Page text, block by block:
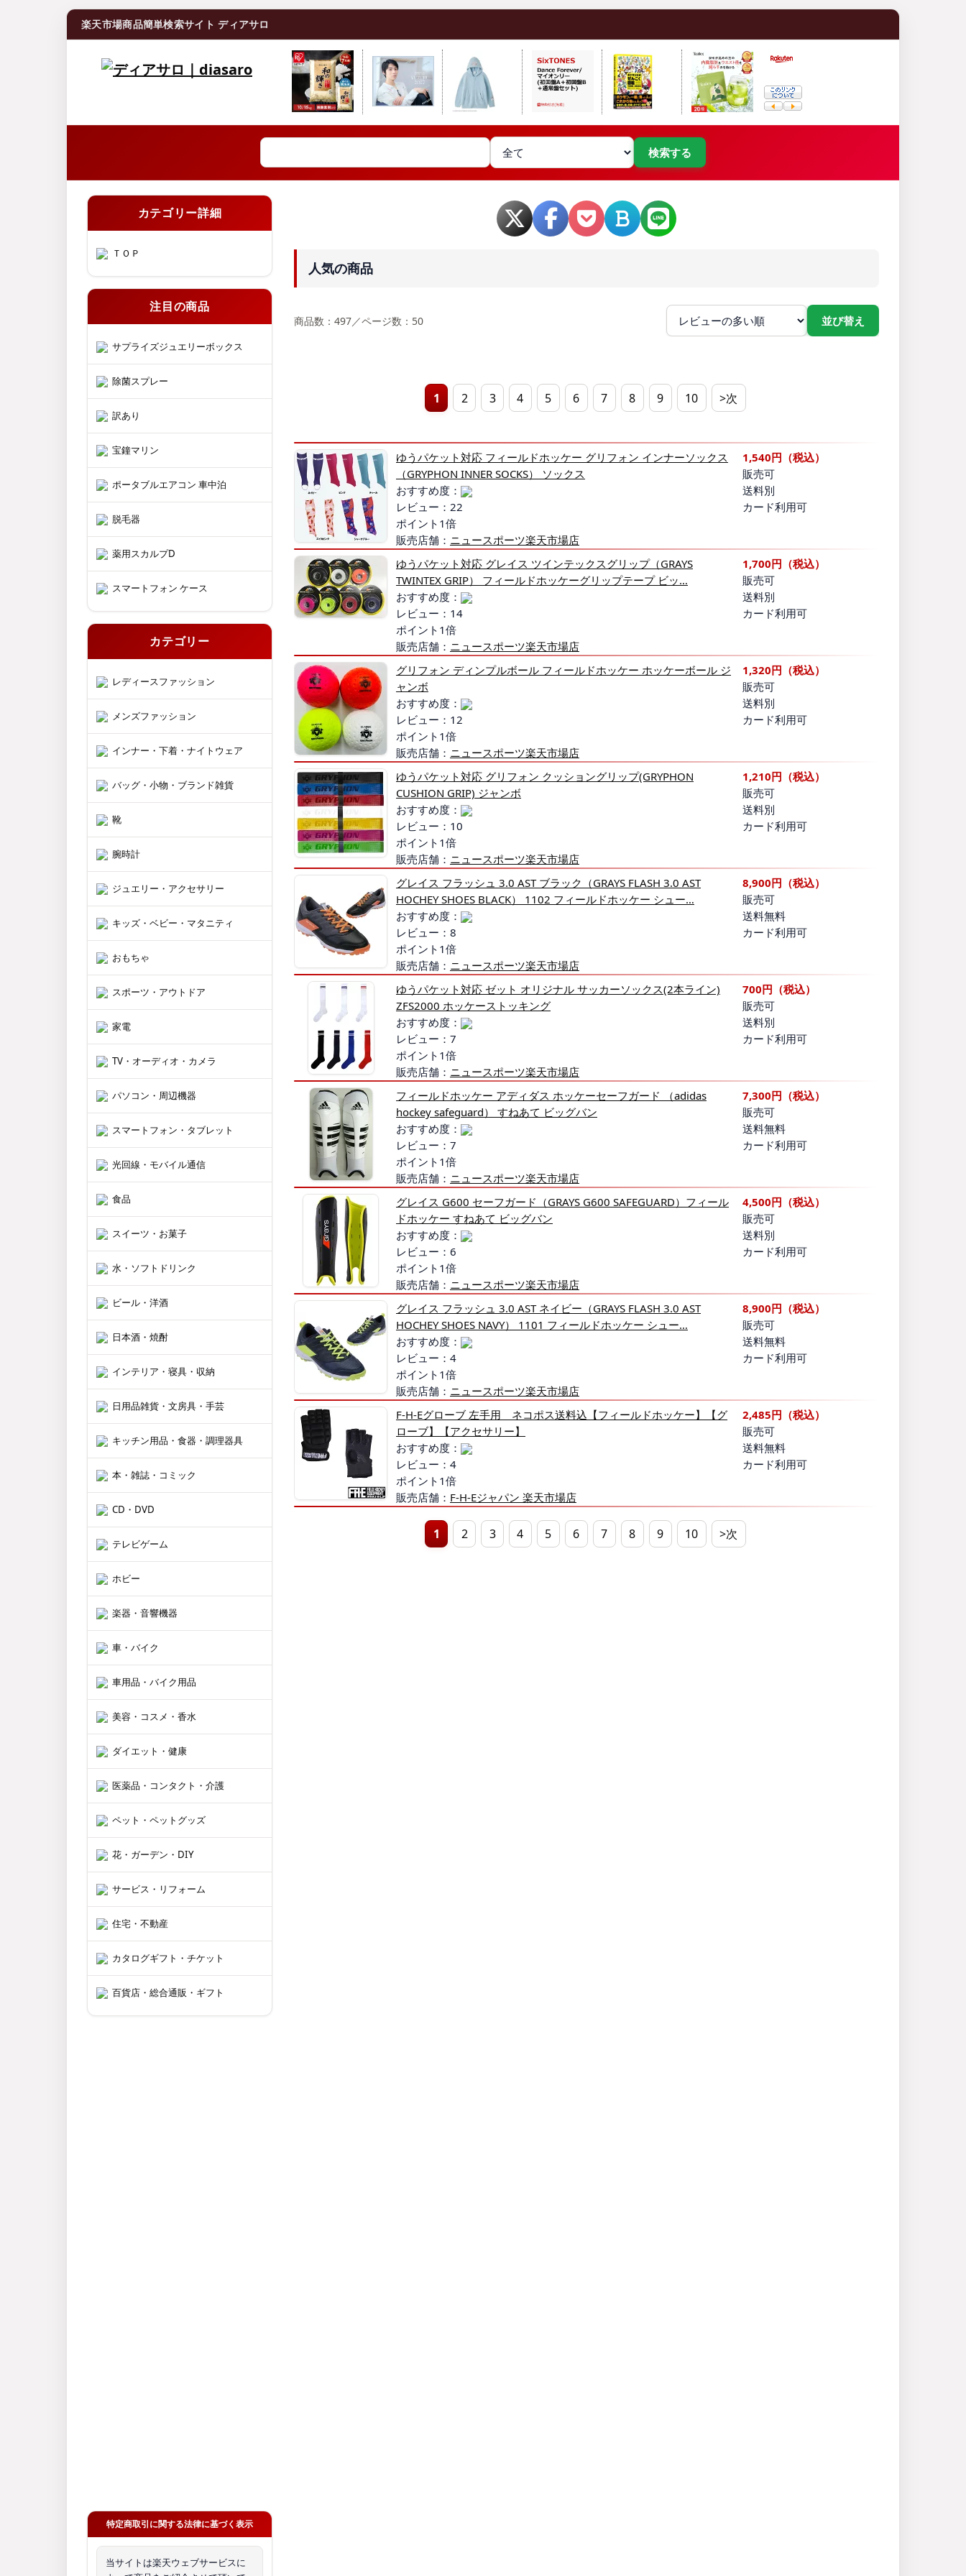
楽天市場商品簡単検索サイト ディアサロ
人気の商品
商品数：497／ページ数：50
1 2 3 4 5 6 7 8 9 10 >次
ゆうパケット対応 フィールドホッケー グリフォン インナーソックス
（GRYPHON INNER SOCKS） ソックス
おすすめ度：
レビュー：22
ポイント1倍
販売店舗： ニュースポーツ楽天市場店
1,540円（税込）
販売可
送料別
カード利用可
ゆうパケット対応 グレイス ツインテックスグリップ（GRAYS
TWINTEX GRIP） フィールドホッケーグリップテープ ビッ…
おすすめ度：
レビュー：14
ポイント1倍
販売店舗： ニュースポーツ楽天市場店
1,700円（税込）
販売可
送料別
カード利用可
グリフォン ディンプルボール フィールドホッケー ホッケーボール ジ
ャンボ
おすすめ度：
レビュー：12
ポイント1倍
販売店舗： ニュースポーツ楽天市場店
1,320円（税込）
販売可
送料別
カード利用可
ゆうパケット対応 グリフォン クッショングリップ(GRYPHON
CUSHION GRIP) ジャンボ
おすすめ度：
レビュー：10
ポイント1倍
販売店舗： ニュースポーツ楽天市場店
1,210円（税込）
販売可
送料別
カード利用可
グレイス フラッシュ 3.0 AST ブラック（GRAYS FLASH 3.0 AST
HOCHEY SHOES BLACK） 1102 フィールドホッケー シュー…
おすすめ度：
レビュー：8
ポイント1倍
販売店舗： ニュースポーツ楽天市場店
8,900円（税込）
販売可
送料無料
カード利用可
ゆうパケット対応 ゼット オリジナル サッカーソックス(2本ライン)
ZFS2000 ホッケーストッキング
おすすめ度：
レビュー：7
ポイント1倍
販売店舗： ニュースポーツ楽天市場店
700円（税込）
販売可
送料別
カード利用可
フィールドホッケー アディダス ホッケーセーフガード （adidas
hockey safeguard） すねあて ビッグバン
おすすめ度：
レビュー：7
ポイント1倍
販売店舗： ニュースポーツ楽天市場店
7,300円（税込）
販売可
送料無料
カード利用可
グレイス G600 セーフガード（GRAYS G600 SAFEGUARD）フィール
ドホッケー すねあて ビッグバン
おすすめ度：
レビュー：6
ポイント1倍
販売店舗： ニュースポーツ楽天市場店
4,500円（税込）
販売可
送料別
カード利用可
グレイス フラッシュ 3.0 AST ネイビー（GRAYS FLASH 3.0 AST
HOCHEY SHOES NAVY） 1101 フィールドホッケー シュー…
おすすめ度：
レビュー：4
ポイント1倍
販売店舗： ニュースポーツ楽天市場店
8,900円（税込）
販売可
送料無料
カード利用可
F-H-Eグローブ 左手用 ネコポス送料込【フィールドホッケー】【グ
ローブ】【アクセサリー】
おすすめ度：
レビュー：4
ポイント1倍
販売店舗： F-H-Eジャパン 楽天市場店
2,485円（税込）
販売可
送料無料
カード利用可
1 2 3 4 5 6 7 8 9 10 >次
カテゴリー詳細
ＴＯＰ
注目の商品
サプライズジュエリーボックス
除菌スプレー
訳あり
宝鐘マリン
ポータブルエアコン 車中泊
脱毛器
薬用スカルプD
スマートフォン ケース
カテゴリー
レディースファッション
メンズファッション
インナー・下着・ナイトウェア
バッグ・小物・ブランド雑貨
靴
腕時計
ジュエリー・アクセサリー
キッズ・ベビー・マタニティ
おもちゃ
スポーツ・アウトドア
家電
TV・オーディオ・カメラ
パソコン・周辺機器
スマートフォン・タブレット
光回線・モバイル通信
食品
スイーツ・お菓子
水・ソフトドリンク
ビール・洋酒
日本酒・焼酎
インテリア・寝具・収納
日用品雑貨・文房具・手芸
キッチン用品・食器・調理器具
本・雑誌・コミック
CD・DVD
テレビゲーム
ホビー
楽器・音響機器
車・バイク
車用品・バイク用品
美容・コスメ・香水
ダイエット・健康
医薬品・コンタクト・介護
ペット・ペットグッズ
花・ガーデン・DIY
サービス・リフォーム
住宅・不動産
カタログギフト・チケット
百貨店・総合通販・ギフト
特定商取引に関する法律に基づく表示
当サイトは楽天ウェブサービスに